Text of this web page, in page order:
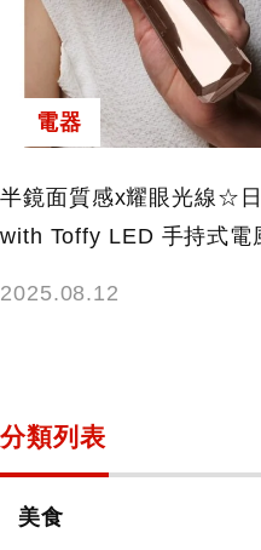
電器
半鏡面質感x耀眼光線☆
with Toffy LED 手持式電
2025.08.12
分類列表
美食